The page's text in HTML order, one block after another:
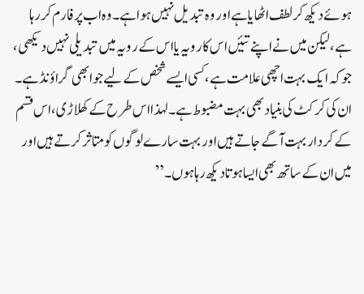
ہوئے دیکھ کر لطف اٹھایا ہے اور وہ تبدیل نہیں ہوا ہے۔وہ اب پرفارم کر رہا
ہے، لیکن میں نے اپنے تئیں اس کا رویہ یا اس کے رویہ میں تبدیلی نہیں دیکھی،
جو کہ ایک بہت اچھی علامت ہے، کسی ایسے شخص کے لیے جو ابھی گراؤنڈ ہے۔
ان کی کرکٹ کی بنیاد بھی بہت مضبوط ہے۔لہذا اس طرح کے کھلاڑی، اس قسم
کے کردار بہت آگے جاتے ہیں اور بہت سارے لوگوں کو متاثر کرتے ہیں اور
میں ان کے ساتھ بھی ایسا ہوتا دیکھ رہا ہوں۔”